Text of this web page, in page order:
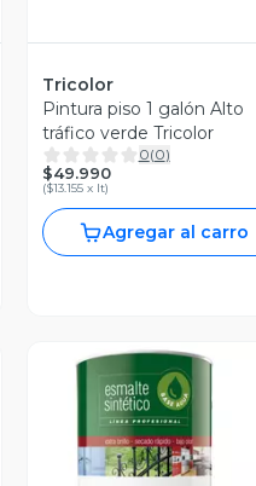
Tricolor
Pintura piso 1 galón Alto
tráfico verde Tricolor
0(0)
$49.990
($13.155 x lt)
Agregar al carro
Vista Previa